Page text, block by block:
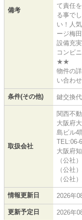
備考
て責任
る事で
い！人
ージ梅
設備充
コンビ
★★
物件の
い合わせ
条件(その他) 鍵交換
取扱会社
関西不
大阪府
島ビル4
TEL:06-
大阪府
（公社
（公社
（公社
情報更新日 2026年
更新予定日 2026年